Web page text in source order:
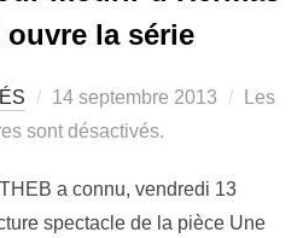
la série
14 septembre 2013
Les
sont désactivés.
a connu, vendredi 13
spectacle de la pièce Une